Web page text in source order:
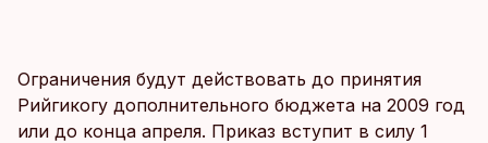
Ограничения будут действовать до принятия
Рийгикогу дополнительного бюджета на 2009 год
или до конца апреля. Приказ вступит в силу 1